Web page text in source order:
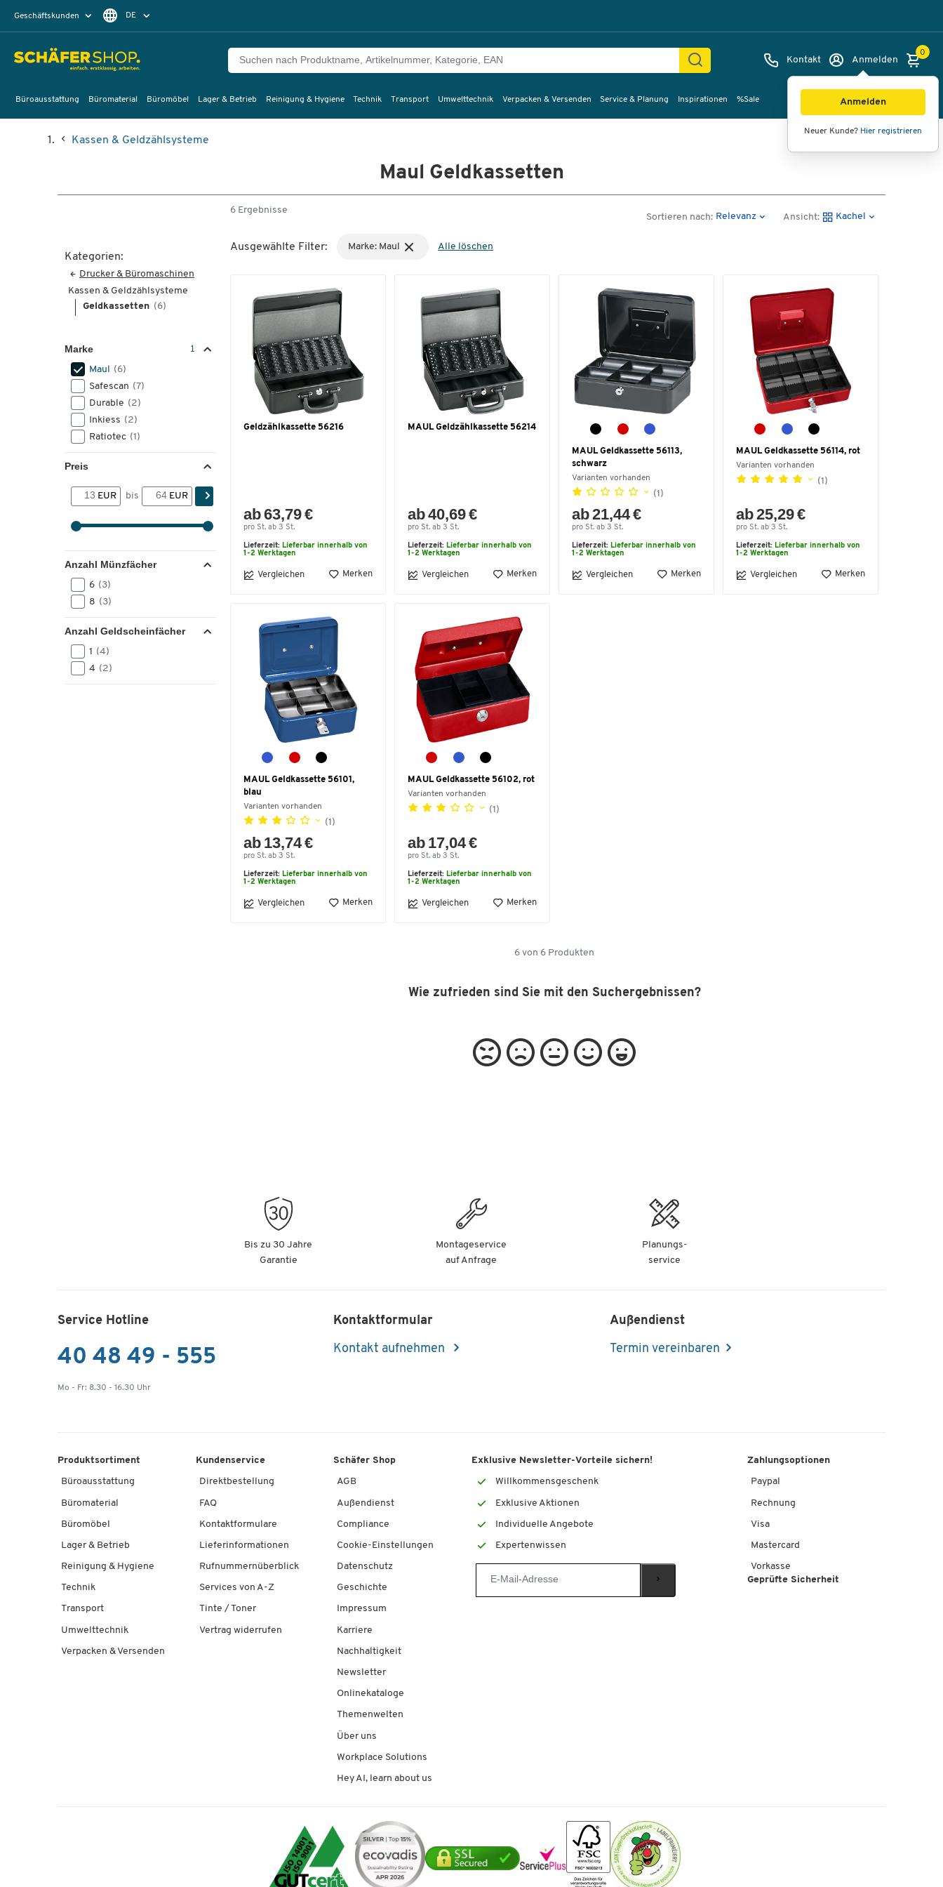
Geschäftskunden DE
Kontakt Anmelden
Anmelden
Neuer Kunde? Hier registrieren
0
Büroausstattung Büromaterial Büromöbel Lager & Betrieb Reinigung & Hygiene Technik Transport Umwelttechnik Verpacken & Versenden Service & Planung Inspirationen %Sale
Kassen & Geldzählsysteme
Maul Geldkassetten
Kategorien:
Drucker & Büromaschinen
Kassen & Geldzählsysteme
Geldkassetten (6)
Marke
Maul (6)
Safescan (7)
Durable (2)
Inkiess (2)
Ratiotec (1)
Preis
EUR bis EUR
Anzahl Münzfächer
6 (3)
8 (3)
Anzahl Geldscheinfächer
1 (4)
4 (2)
6 Ergebnisse
Sortieren nach: Relevanz Ansicht: Kachel
Ausgewählte Filter: Marke: Maul Alle löschen
Geldzählkassette 56216
ab 63,79 €
pro St. ab 3 St.
Lieferzeit: Lieferbar innerhalb von
1-2 Werktagen
Vergleichen Merken
MAUL Geldzählkassette 56214
ab 40,69 €
pro St. ab 3 St.
Lieferzeit: Lieferbar innerhalb von
1-2 Werktagen
Vergleichen Merken
MAUL Geldkassette 56113,
schwarz
Varianten vorhanden
(1)
ab 21,44 €
pro St. ab 3 St.
Lieferzeit: Lieferbar innerhalb von
1-2 Werktagen
Vergleichen Merken
MAUL Geldkassette 56114, rot
Varianten vorhanden
(1)
ab 25,29 €
pro St. ab 3 St.
Lieferzeit: Lieferbar innerhalb von
1-2 Werktagen
Vergleichen Merken
MAUL Geldkassette 56101,
blau
Varianten vorhanden
(1)
ab 13,74 €
pro St. ab 3 St.
Lieferzeit: Lieferbar innerhalb von
1-2 Werktagen
Vergleichen Merken
MAUL Geldkassette 56102, rot
Varianten vorhanden
(1)
ab 17,04 €
pro St. ab 3 St.
Lieferzeit: Lieferbar innerhalb von
1-2 Werktagen
Vergleichen Merken
6 von 6 Produkten
Wie zufrieden sind Sie mit den Suchergebnissen?
Bis zu 30 Jahre
Garantie
Montageservice
auf Anfrage
Planungs-
service
Service Hotline
40 48 49 - 555
Mo - Fr: 8.30 - 16.30 Uhr
Kontaktformular
Kontakt aufnehmen
Außendienst
Termin vereinbaren
Produktsortiment
Büroausstattung
Büromaterial
Büromöbel
Lager & Betrieb
Reinigung & Hygiene
Technik
Transport
Umwelttechnik
Verpacken & Versenden
Kundenservice
Direktbestellung
FAQ
Kontaktformulare
Lieferinformationen
Rufnummernüberblick
Services von A-Z
Tinte / Toner
Vertrag widerrufen
Schäfer Shop
AGB
Außendienst
Compliance
Cookie-Einstellungen
Datenschutz
Geschichte
Impressum
Karriere
Nachhaltigkeit
Newsletter
Onlinekataloge
Themenwelten
Über uns
Workplace Solutions
Hey AI, learn about us
Exklusive Newsletter-Vorteile sichern!
Willkommensgeschenk
Exklusive Aktionen
Individuelle Angebote
Expertenwissen
Zahlungsoptionen
Paypal
Rechnung
Visa
Mastercard
Vorkasse
Geprüfte Sicherheit